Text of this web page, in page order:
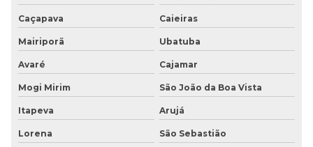
Piso tátil direcional de borracha
Piso tátil direcional em concreto
Piso tátil direcional concreto preço
Piso tátil direcional preço
Caçapava Caieiras
Mairiporã Ubatuba
Avaré Cajamar
Mogi Mirim São João da Boa Vista
Itapeva Arujá
Lorena São Sebastião